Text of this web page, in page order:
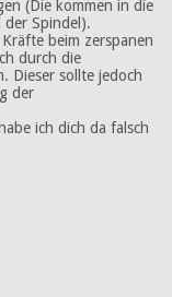
(Die kommen in die
der Spindel).
beim zerspanen
durch die
Dieser sollte jedoch
der
ich dich da falsch